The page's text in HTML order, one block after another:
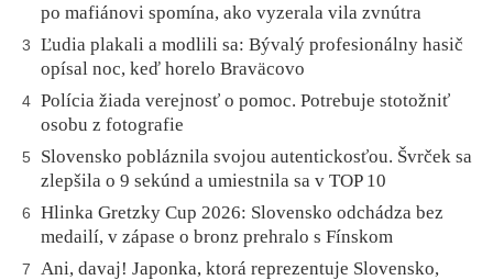
po mafiánovi spomína, ako vyzerala vila zvnútra
3
Ľudia plakali a modlili sa: Bývalý profesionálny hasič
opísal noc, keď horelo Braväcovo
4 Polícia žiada verejnosť o pomoc. Potrebuje stotožniť
osobu z fotografie
5
Slovensko pobláznila svojou autentickosťou. Švrček sa
zlepšila o 9 sekúnd a umiestnila sa v TOP 10
6
Hlinka Gretzky Cup 2026: Slovensko odchádza bez
medailí, v zápase o bronz prehralo s Fínskom
7
Ani, davaj! Japonka, ktorá reprezentuje Slovensko,